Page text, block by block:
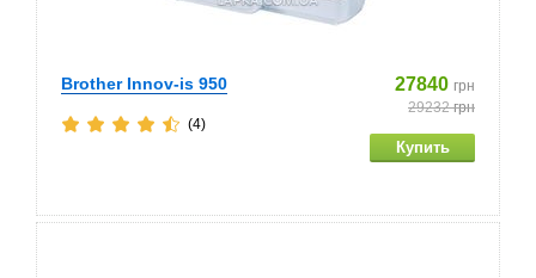
Brother Innov-is 950 27840 грн
29232грн
(4)